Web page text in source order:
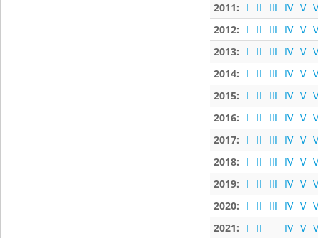
2011:
I II III IV V
2012:
I II III IV V
2013:
I II III IV V
2014:
I II III IV V
2015:
I II III IV V
2016:
I II III IV V
2017:
I II III IV V
2018:
I II III IV V
2019:
I II III IV V
2020:
I II III IV V
2021:
I II IV V